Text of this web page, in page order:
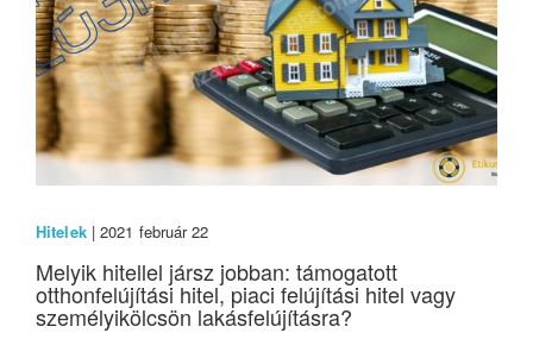
Hitelek| 2021 február 22
Melyik hitellel jársz jobban: támogatott
otthonfelújítási hitel, piaci felújítási hitel vagy
személyikölcsön lakásfelújításra?